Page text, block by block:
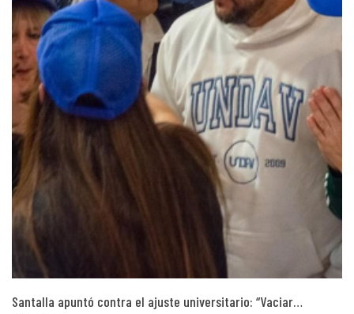
Santalla apuntó contra el ajuste universitario: “Vaciar…